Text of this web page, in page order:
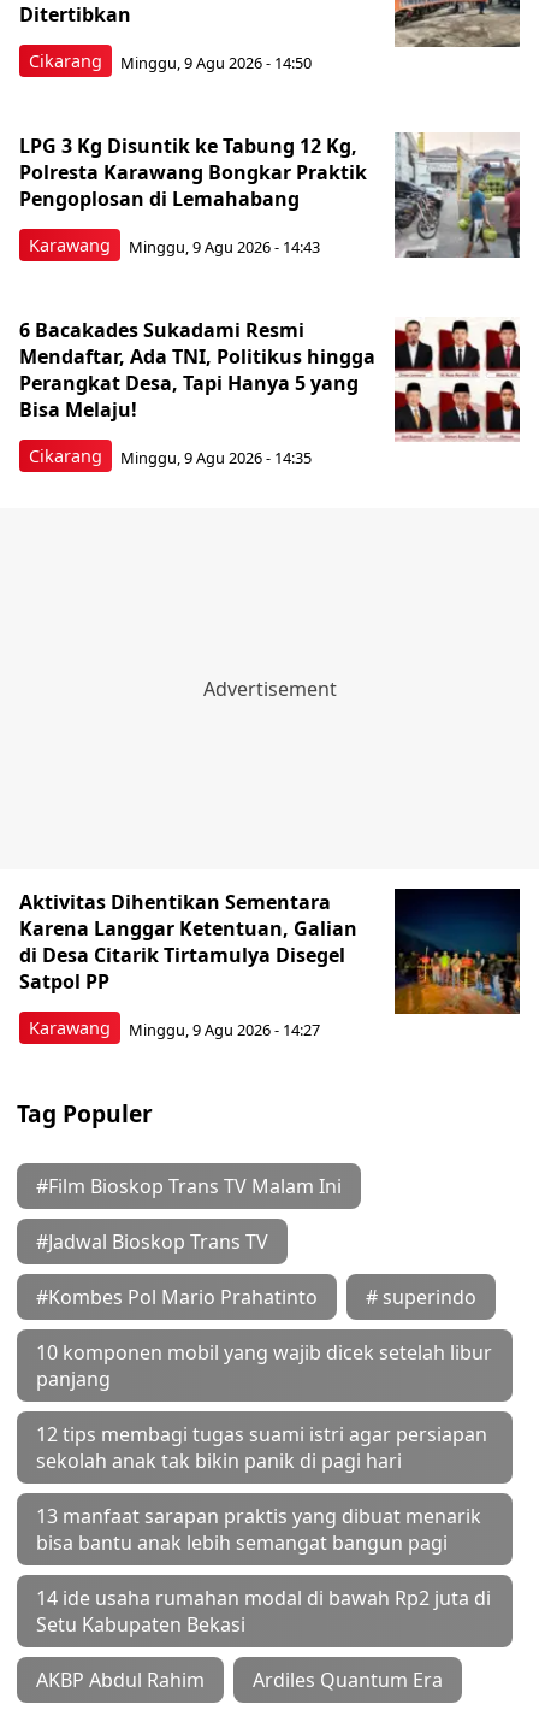
Cikarang
Ditertibkan
Minggu, 9 Agu 2026 - 14:50
Karawang
LPG 3 Kg Disuntik ke Tabung 12 Kg,
Polresta Karawang Bongkar Praktik
Pengoplosan di Lemahabang
Minggu, 9 Agu 2026 - 14:43
Cikarang
6 Bacakades Sukadami Resmi
Mendaftar, Ada TNI, Politikus hingga
Perangkat Desa, Tapi Hanya 5 yang
Bisa Melaju!
Minggu, 9 Agu 2026 - 14:35
Karawang
Aktivitas Dihentikan Sementara
Karena Langgar Ketentuan, Galian
di Desa Citarik Tirtamulya Disegel
Satpol PP
Minggu, 9 Agu 2026 - 14:27
Tag Populer
#Film Bioskop Trans TV Malam Ini
#Jadwal Bioskop Trans TV
#Kombes Pol Mario Prahatinto # superindo
10 komponen mobil yang wajib dicek setelah libur
panjang
12 tips membagi tugas suami istri agar persiapan
sekolah anak tak bikin panik di pagi hari
13 manfaat sarapan praktis yang dibuat menarik
bisa bantu anak lebih semangat bangun pagi
14 ide usaha rumahan modal di bawah Rp2 juta di
Setu Kabupaten Bekasi
AKBP Abdul Rahim Ardiles Quantum Era